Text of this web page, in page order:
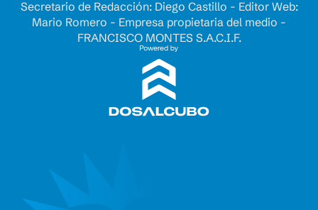
Secretario de Redacción: Diego Castillo - Editor Web:
Mario Romero - Empresa propietaria del medio -
FRANCISCO MONTES S.A.C.I.F.